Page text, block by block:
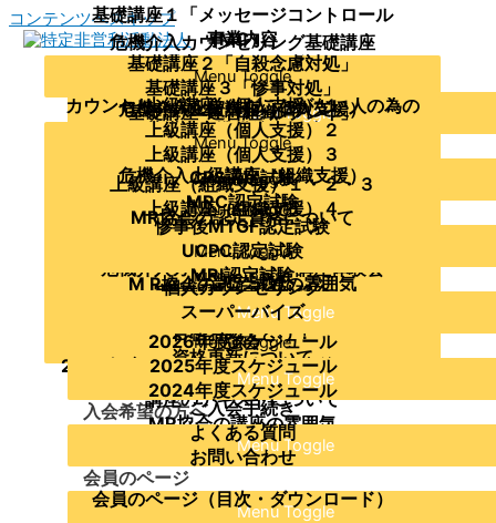
コンテンツへスキップ
当協会について
Menu Toggle
事業内容
理事・アドバイザー
主要資格者の紹介
運営組織
協会の沿革及び活動実績
定款
支援を受けたい
Menu Toggle
企業・組織への支援の概要
支援実績
研修講師派遣
学びたい
Menu Toggle
基礎講座を受講したい方が参加できる講座
Menu Toggle
こころのSOSピアサポートレッスン
カウンセリングを学んだことがない人の為の
基礎講座準備編（傾聴）
クライシス・カウンセリング～ガイダンス編
～
危機介入カウンセリング講座体験会
メッセージコントロール体験講座
メッセージコントロールのオンライン講座
M R協会の講座の概要
Menu Toggle
危機介入カウンセリング基礎講座
Menu Toggle
基礎講座１「メッセージコントロール
（MC）」
基礎講座２「自殺念慮対処」
基礎講座３「惨事対処」
基礎講座４「ロールプレイ」
危機介入上級講座（個人支援）
Menu Toggle
上級講座（個人支援）１
上級講座（個人支援）２
上級講座（個人支援）３
危機介入上級講座（組織支援）
Menu Toggle
上級講座（組織支援）１・２・３
上級講座（組織支援）４
MCに関する講座
Menu Toggle
メッセージコントロール普及講師養成講座
各種勉強会
Menu Toggle
危機介入カウンセリング講座体験会
実技指導者向け勉強会
危機介入上級講座（組織支援）修了者向け勉
強会
2024年度：UCPC勉強会・惨事後ミーティン
グ勉強会・MRI勉強会
公開講座
講座のテキストについて
MR協会の講座の雰囲気
M R協会の認定試験の概要
Menu Toggle
MR協会の認定資格について
Menu Toggle
CPS認定試験
MRC認定試験
惨事後MTGF認定試験
UCPC認定試験
MRI認定試験
MRSI認定試験
M R協会の認定試験の雰囲気
受験者へのアドバイス
合格おめでとう！
資格更新について
認定に関する過去の変更案内
相談したい
Menu Toggle
個人カウンセリング
スーパーバイズ
年間スケジュール
Menu Toggle
2026年度スケジュール
2025年度スケジュール
2024年度スケジュール
入会希望の方へ
Menu Toggle
ご入会手続き
よくある質問
お問い合わせ
会員のページ
Menu Toggle
会員のページ（目次・ダウンロード）